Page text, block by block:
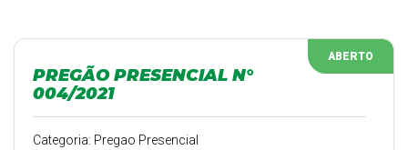
RS.
ABERTO
PREGÃO PRESENCIAL N°
004/2021
Categoria: Pregao Presencial